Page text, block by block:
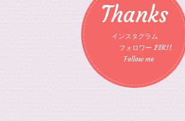
Thanks
インスタグラム
フォロワー 23K!!
Follow me